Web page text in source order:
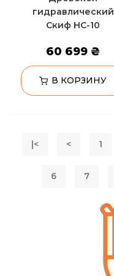
гидравлический
Скиф HC-10
60 699 ₴
В КОРЗИНУ
|< < 1
6 7